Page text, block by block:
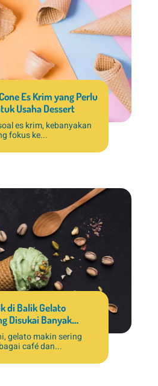
Es Krim yang Perlu
Usaha Dessert
es krim, kebanyakan
fokus ke...
di Balik Gelato
Disukai Banyak
gelato makin sering
café dan...